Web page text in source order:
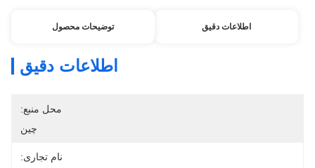
اطلاعات دقیق توضیحات محصول
اطلاعات دقیق
محل منبع:
چین
نام تجاری: